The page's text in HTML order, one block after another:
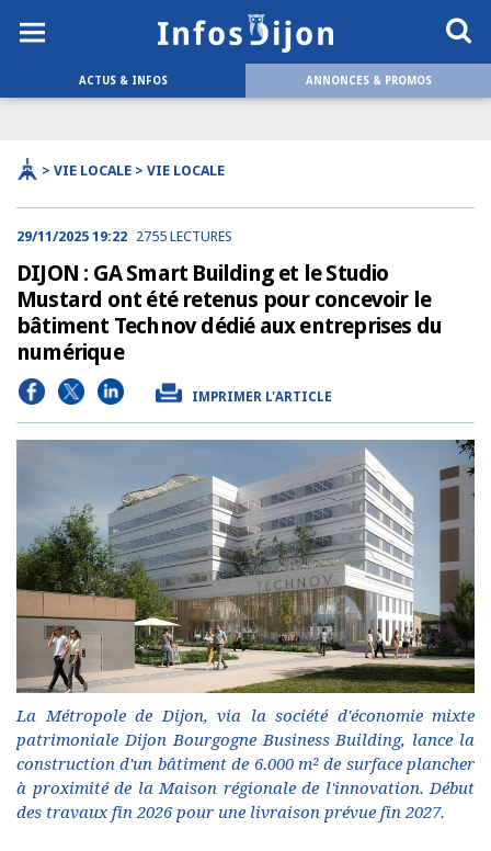
ACTUS & INFOS ANNONCES & PROMOS
> VIE LOCALE > VIE LOCALE
29/11/2025 19:22 2755 LECTURES
DIJON : GA Smart Building et le Studio
Mustard ont été retenus pour concevoir le
bâtiment Technov dédié aux entreprises du
numérique
IMPRIMER L'ARTICLE
La Métropole de Dijon, via la société d'économie mixte
patrimoniale Dijon Bourgogne Business Building, lance la
construction d'un bâtiment de 6.000 m² de surface plancher
à proximité de la Maison régionale de l'innovation. Début
des travaux fin 2026 pour une livraison prévue fin 2027.